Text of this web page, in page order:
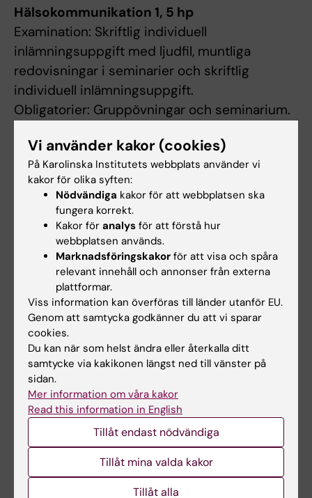
Hälsokommunikation 1, 5 hp
Examination: Skriftlig individuell
inlämningsuppgift med ljudfil, muntliga
redovisningar i seminarier och skriftlig
individuell inlämningsuppgift.
Obligatorier: Gruppövningar och seminarium.
För betyget Väl Godkänt på hela kursen krävs
betyget Väl Godkänt i momentet
Parodontologi 2 samt betyget Godkänt i
momenten Cariologi 2 och
Hälsokommunikation 1.
Vid underkänd inlämningsuppgift kan
möjlighet till komplettering ges för att uppnå
godkänt betyg. Försenad inlämning av den
skriftliga uppgiften kan påverka möjligheten
att bli bedömd under kurstillfället.
Examinator bedömer om och i så fall hur
frånvaro från obligatoriska utbildningsinslag
kan tas igen. Innan studenten deltagit i de
obligatoriska utbildningsinslagen eller tagit
igen frånvaro i enlighet med examinators
anvisningar kan inte studieresultaten
slutrapporteras. Frånvaro från ett obligatoriskt
Vi använder kakor (cookies)
På Karolinska Institutets webbplats använder vi
kakor för olika syften:
Nödvändiga kakor för att webbplatsen ska
fungera korrekt.
Kakor för analys för att förstå hur
webbplatsen används.
Marknadsföringskakor för att visa och spåra
relevant innehåll och annonser från externa
plattformar.
Viss information kan överföras till länder utanför EU.
Genom att samtycka godkänner du att vi sparar
cookies.
Du kan när som helst ändra eller återkalla ditt
samtycke via kakikonen längst ned till vänster på
sidan.
Mer information om våra kakor
Read this information in English
Tillåt endast nödvändiga
Tillåt mina valda kakor
Tillåt alla